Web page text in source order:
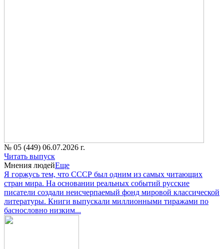
№ 05 (449) 06.07.2026 г.
Читать выпуск
Мнения людейЕще
Я горжусь тем, что СССР был одним из самых читающих
стран мира. На основании реальных событий русские
писатели создали неисчерпаемый фонд мировой классической
литературы. Книги выпускали миллионными тиражами по
баснословно низким...